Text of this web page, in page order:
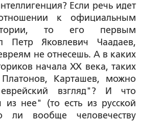
Если речь идет
к официальным
то его первым
Петр Яковлевич Чаадаев,
не отнесешь. А в каких
начала ХХ века, таких
Карташев, можно
взгляд"? И что
из нее" (то есть из русской
ли вообще человечеству